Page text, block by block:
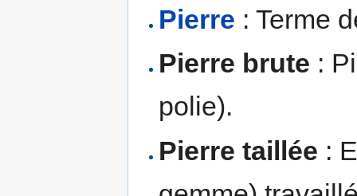
Pierre : Terme
Pierre brute :
polie).
Pierre taillée :